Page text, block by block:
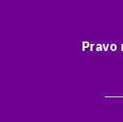
Pravo